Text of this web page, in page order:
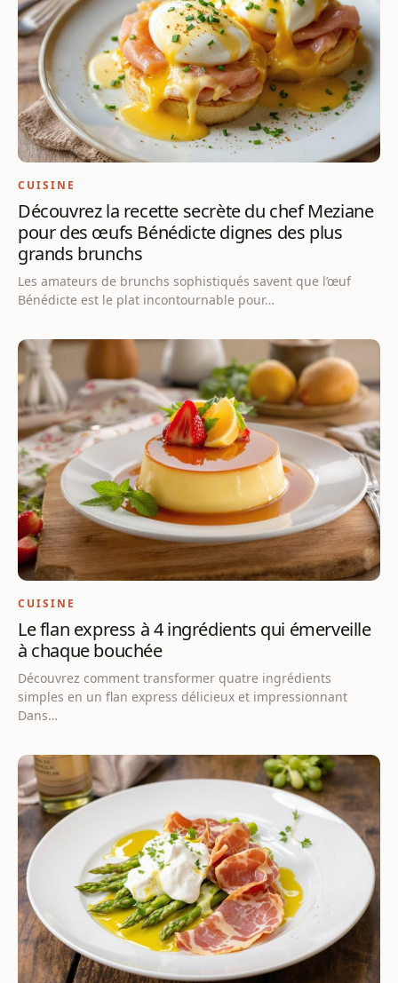
CUISINE
Découvrez la recette secrète du chef Meziane
pour des œufs Bénédicte dignes des plus
grands brunchs
Les amateurs de brunchs sophistiqués savent que l’œuf
Bénédicte est le plat incontournable pour…
CUISINE
Le flan express à 4 ingrédients qui émerveille
à chaque bouchée
Découvrez comment transformer quatre ingrédients
simples en un flan express délicieux et impressionnant
Dans…